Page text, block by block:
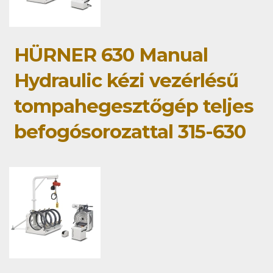
HÜRNER 630 Manual
Hydraulic kézi vezérlésű
tompahegesztőgép teljes
befogósorozattal 315-630